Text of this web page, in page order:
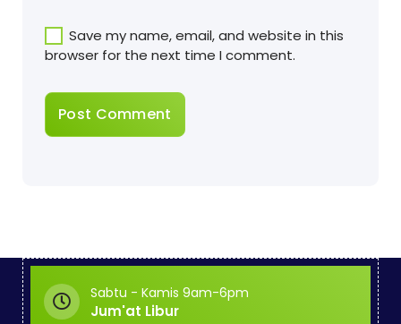
Save my name, email, and website in this
browser for the next time I comment.
Sabtu - Kamis 9am-6pm
Jum'at Libur